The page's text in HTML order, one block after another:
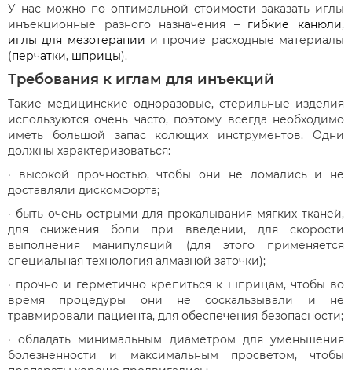
У нас можно по оптимальной стоимости заказать иглы
инъекционные разного назначения – гибкие канюли,
иглы для мезотерапии и прочие расходные материалы
(перчатки, шприцы).
Требования к иглам для инъекций
Такие медицинские одноразовые, стерильные изделия
используются очень часто, поэтому всегда необходимо
иметь большой запас колющих инструментов. Одни
должны характеризоваться:
· высокой прочностью, чтобы они не ломались и не
доставляли дискомфорта;
· быть очень острыми для прокалывания мягких тканей,
для снижения боли при введении, для скорости
выполнения манипуляций (для этого применяется
специальная технология алмазной заточки);
· прочно и герметично крепиться к шприцам, чтобы во
время процедуры они не соскальзывали и не
травмировали пациента, для обеспечения безопасности;
· обладать минимальным диаметром для уменьшения
болезненности и максимальным просветом, чтобы